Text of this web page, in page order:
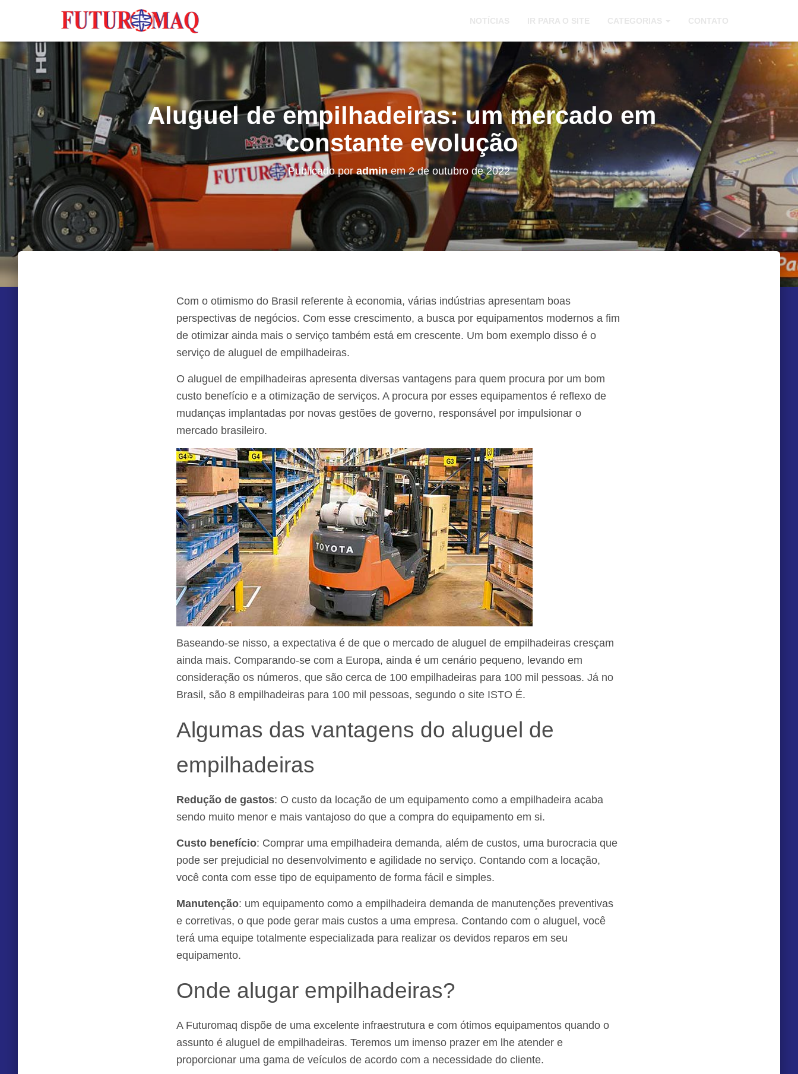
NOTÍCIAS IR PARA O SITE CATEGORIAS CONTATO
Aluguel de empilhadeiras: um mercado em
constante evolução
Publicado poradminem2 de outubro de 2022
Com o otimismo do Brasil referente à economia, várias indústrias apresentam boas
perspectivas de negócios. Com esse crescimento, a busca por equipamentos modernos a fim
de otimizar ainda mais o serviço também está em crescente. Um bom exemplo disso é o
serviço de aluguel de empilhadeiras.
O aluguel de empilhadeiras apresenta diversas vantagens para quem procura por um bom
custo benefício e a otimização de serviços. A procura por esses equipamentos é reflexo de
mudanças implantadas por novas gestões de governo, responsável por impulsionar o
mercado brasileiro.
Baseando-se nisso, a expectativa é de que o mercado de aluguel de empilhadeiras cresçam
ainda mais. Comparando-se com a Europa, ainda é um cenário pequeno, levando em
consideração os números, que são cerca de 100 empilhadeiras para 100 mil pessoas. Já no
Brasil, são 8 empilhadeiras para 100 mil pessoas, segundo o site ISTO É.
Algumas das vantagens do aluguel de
empilhadeiras
Redução de gastos: O custo da locação de um equipamento como a empilhadeira acaba
sendo muito menor e mais vantajoso do que a compra do equipamento em si.
Custo benefício: Comprar uma empilhadeira demanda, além de custos, uma burocracia que
pode ser prejudicial no desenvolvimento e agilidade no serviço. Contando com a locação,
você conta com esse tipo de equipamento de forma fácil e simples.
Manutenção: um equipamento como a empilhadeira demanda de manutenções preventivas
e corretivas, o que pode gerar mais custos a uma empresa. Contando com o aluguel, você
terá uma equipe totalmente especializada para realizar os devidos reparos em seu
equipamento.
Onde alugar empilhadeiras?
A Futuromaq dispõe de uma excelente infraestrutura e com ótimos equipamentos quando o
assunto é aluguel de empilhadeiras. Teremos um imenso prazer em lhe atender e
proporcionar uma gama de veículos de acordo com a necessidade do cliente.